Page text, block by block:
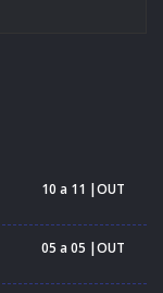
10 a 11 |OUT
05 a 05 |OUT